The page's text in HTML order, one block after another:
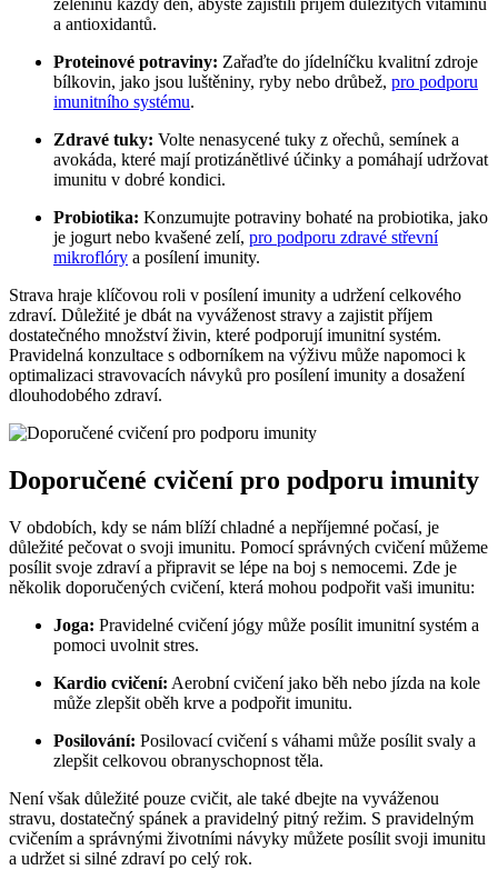
zeleninu každý den, abyste zajistili příjem důležitých vitamínů
a antioxidantů.
Proteinové potraviny: Zařaďte do jídelníčku kvalitní zdroje
bílkovin, jako jsou luštěniny, ryby nebo drůbež, pro podporu
imunitního systému.
Zdravé tuky: Volte nenasycené tuky z ořechů, semínek a
avokáda, které mají protizánětlivé účinky a pomáhají udržovat
imunitu v dobré kondici.
Probiotika: Konzumujte potraviny bohaté na probiotika, jako
je jogurt nebo kvašené zelí, pro podporu zdravé střevní
mikroflóry a posílení imunity.
Strava hraje klíčovou roli v posílení imunity a udržení celkového
zdraví. Důležité je dbát na vyváženost stravy a zajistit příjem
dostatečného množství živin, které podporují imunitní systém.
Pravidelná konzultace s odborníkem na výživu může napomoci k
optimalizaci stravovacích návyků pro posílení imunity a dosažení
dlouhodobého zdraví.
Doporučené cvičení pro podporu imunity
V obdobích, kdy se nám blíží chladné a nepříjemné počasí, je
důležité pečovat o svoji imunitu. Pomocí správných cvičení můžeme
posílit svoje zdraví a připravit se lépe na boj s nemocemi. Zde je
několik doporučených cvičení, která mohou podpořit vaši imunitu:
Joga: Pravidelné cvičení jógy může posílit imunitní systém a
pomoci uvolnit stres.
Kardio cvičení: Aerobní cvičení jako běh nebo jízda na kole
může zlepšit oběh krve a podpořit imunitu.
Posilování: Posilovací cvičení s váhami může posílit svaly a
zlepšit celkovou obranyschopnost těla.
Není však důležité pouze cvičit, ale také dbejte na vyváženou
stravu, dostatečný spánek a pravidelný pitný režim. S pravidelným
cvičením a správnými životními návyky můžete posílit svoji imunitu
a udržet si silné zdraví po celý rok.